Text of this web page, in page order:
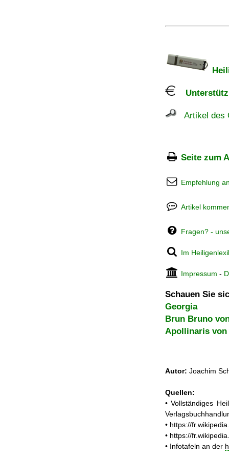
Artikel des
Seite zum
Empfehlung
Artikel
Fragen? -
Im
Impressum -
Schauen Sie
Georgia
Brun Bruno
Apollinaris von
Autor: Joachim
Quellen:
• Vollständiges
• https://
• https://
• Infotafeln an der